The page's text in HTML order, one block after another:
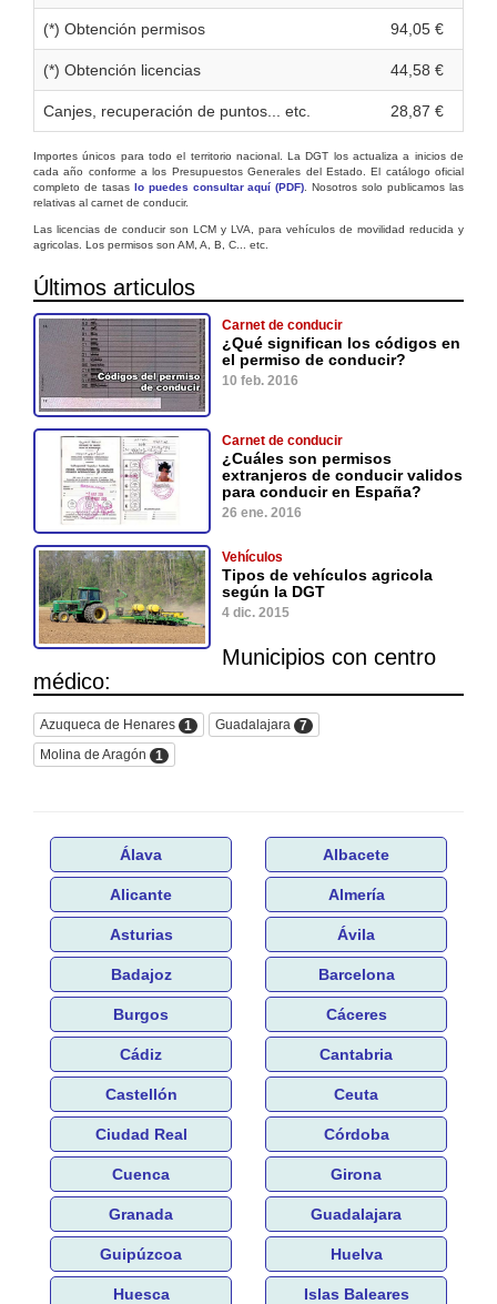
(*) Obtención permisos 94,05 €
(*) Obtención licencias 44,58 €
Canjes, recuperación de puntos... etc. 28,87 €
Importes únicos para todo el territorio nacional. La DGT los actualiza a inicios de
cada año conforme a los Presupuestos Generales del Estado. El catálogo oficial
completo de tasas lo puedes consultar aquí (PDF) . Nosotros solo publicamos las
relativas al carnet de conducir.
Las licencias de conducir son LCM y LVA, para vehículos de movilidad reducida y
agricolas. Los permisos son AM, A, B, C... etc.
Últimos articulos
Carnet de conducir
¿Qué significan los códigos en
el permiso de conducir?
10 feb. 2016
Carnet de conducir
¿Cuáles son permisos
extranjeros de conducir validos
para conducir en España?
26 ene. 2016
Vehículos
Tipos de vehículos agricola
según la DGT
4 dic. 2015
Municipios con centro
médico:
Azuqueca de Henares 1 Guadalajara
7
Molina de Aragón
1
Álava Albacete
Alicante Almería
Asturias Ávila
Badajoz Barcelona
Burgos Cáceres
Cádiz Cantabria
Castellón Ceuta
Ciudad Real Córdoba
Cuenca Girona
Granada Guadalajara
Guipúzcoa Huelva
Huesca Islas Baleares